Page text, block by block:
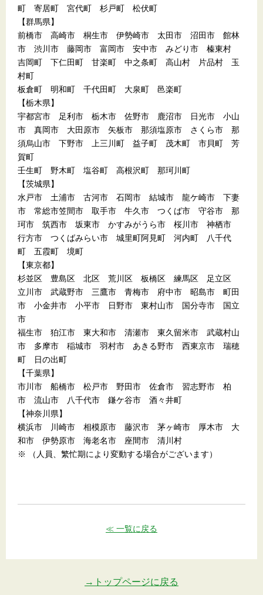
町 寄居町 宮代町 杉戸町 松伏町
【群馬県】
前橋市 高崎市 桐生市 伊勢崎市 太田市 沼田市 館林
市 渋川市 藤岡市 富岡市 安中市 みどり市 榛東村
吉岡町 下仁田町 甘楽町 中之条町 高山村 片品村 玉
村町
板倉町 明和町 千代田町 大泉町 邑楽町
【栃木県】
宇都宮市 足利市 栃木市 佐野市 鹿沼市 日光市 小山
市 真岡市 大田原市 矢板市 那須塩原市 さくら市 那
須烏山市 下野市 上三川町 益子町 茂木町 市貝町 芳
賀町
壬生町 野木町 塩谷町 高根沢町 那珂川町
【茨城県】
水戸市 土浦市 古河市 石岡市 結城市 龍ケ崎市 下妻
市 常総市笠間市 取手市 牛久市 つくば市 守谷市 那
珂市 筑西市 坂東市 かすみがうら市 桜川市 神栖市
行方市 つくばみらい市 城里町阿見町 河内町 八千代
町 五霞町 境町
【東京都】
杉並区 豊島区 北区 荒川区 板橋区 練馬区 足立区
立川市 武蔵野市 三鷹市 青梅市 府中市 昭島市 町田
市 小金井市 小平市 日野市 東村山市 国分寺市 国立
市
福生市 狛江市 東大和市 清瀬市 東久留米市 武蔵村山
市 多摩市 稲城市 羽村市 あきる野市 西東京市 瑞穂
町 日の出町
【千葉県】
市川市 船橋市 松戸市 野田市 佐倉市 習志野市 柏
市 流山市 八千代市 鎌ケ谷市 酒々井町
【神奈川県】
横浜市 川崎市 相模原市 藤沢市 茅ヶ崎市 厚木市 大
和市 伊勢原市 海老名市 座間市 清川村
※ （人員、繁忙期により変動する場合がございます）
≪ 一覧に戻る
→トップページに戻る